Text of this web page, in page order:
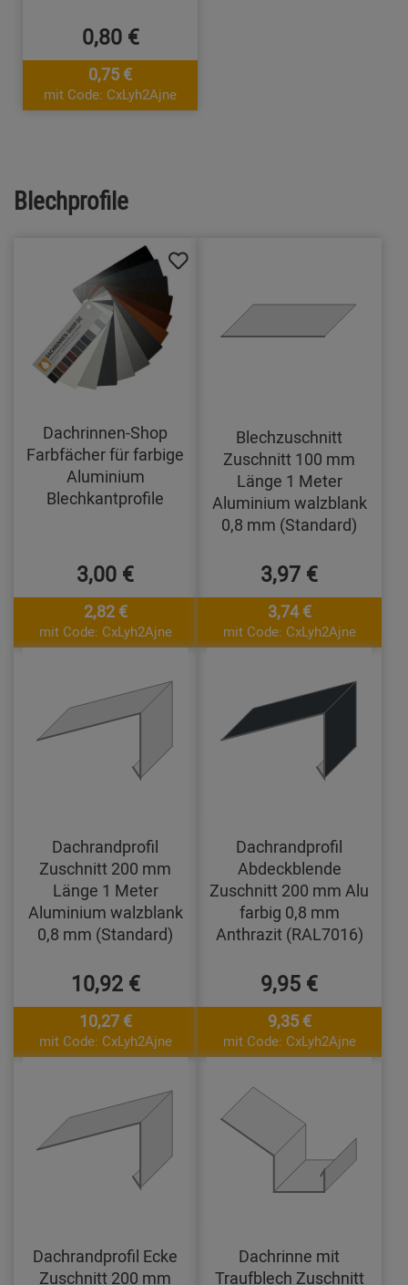
0,80 €
0,75 €
mit Code: CxLyh2Ajne
Blechprofile
Dachrinnen-Shop
Farbfächer für farbige
Aluminium
Blechkantprofile
3,00 €
2,82 €
mit Code: CxLyh2Ajne
Blechzuschnitt
Zuschnitt 100 mm
Länge 1 Meter
Aluminium walzblank
0,8 mm (Standard)
3,97 €
3,74 €
mit Code: CxLyh2Ajne
Dachrandprofil
Zuschnitt 200 mm
Länge 1 Meter
Aluminium walzblank
0,8 mm (Standard)
10,92 €
10,27 €
mit Code: CxLyh2Ajne
Dachrandprofil
Abdeckblende
Zuschnitt 200 mm Alu
farbig 0,8 mm
Anthrazit (RAL7016)
9,95 €
9,35 €
mit Code: CxLyh2Ajne
Dachrandprofil Ecke
Zuschnitt 200 mm
Dachrinne mit
Traufblech Zuschnitt